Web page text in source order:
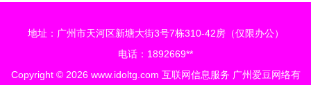
地址：广州市天河区新塘大街3号7栋310-42房（仅限办公）
电话：1892669**
Copyright © 2026 www.idoltg.com 互联网信息服务 广州爱豆网络有